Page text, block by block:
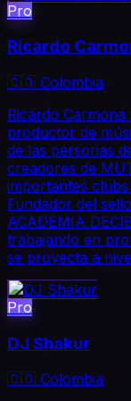
Pro
Ricardo
🇨🇴 Colombia
Ricardo
productor de
de las personas
creadores de
importantes
Fundador del
ACADEMIA
trabajando en
se proyecta a
Pro
DJ Shakur
🇨🇴 Colombia